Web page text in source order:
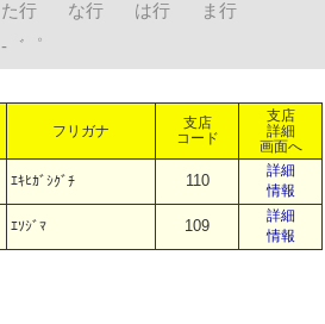
た行 な行 は行
ま行
-゛゜
フリガナ
支店
コード
支店
詳細
画面へ
ｴｷﾋｶﾞｼｸﾞﾁ 110
詳細
情報
ｴｿｼﾞﾏ 109
詳細
情報